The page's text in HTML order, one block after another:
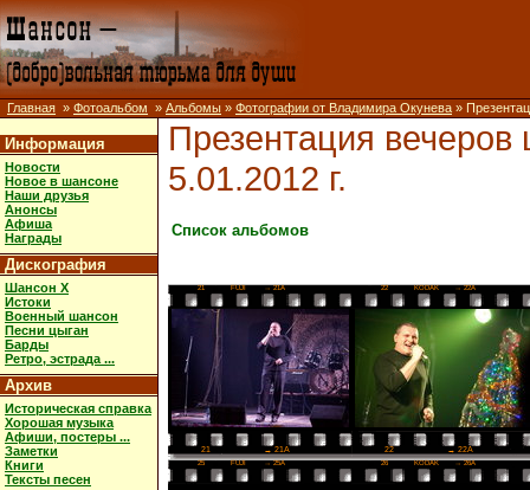
Главная » Фотоальбом » Альбомы » Фотографии от Владимира Окунева »
Информация
Новости
Новое в шансоне
Наши друзья
Анонсы
Афиша
Награды
Дискография
Шансон X
Истоки
Военный шансон
Песни цыган
Барды
Ретро, эстрада ...
Архив
Историческая справка
Хорошая музыка
Афиши, постеры ...
Заметки
Книги
Тексты песен
Презентация
5.01.2012 г.
Список альбомов
21 FUJI → 21A 22 KODAK → 22A
21 → 21A 22 → 22A
25 FUJI → 25A 26 KODAK → 26A